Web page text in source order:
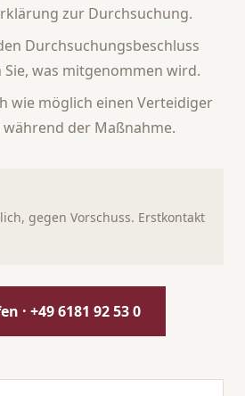
zur Durchsuchung.
Durchsuchungsbeschluss
was mitgenommen wird.
wie möglich einen Verteidiger
der Maßnahme.
gegen Vorschuss. Erstkontakt
· +49 6181 92 53 0